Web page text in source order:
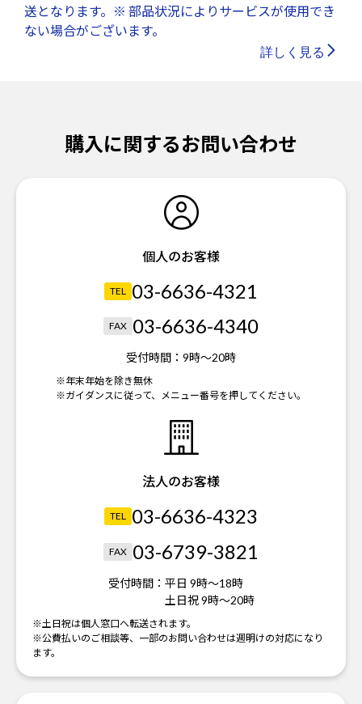
送となります。※ 部品状況によりサービスが使用でき
ない場合がございます。
詳しく見る
購入に関するお問い合わせ
個人のお客様
TEL 03-6636-4321
FAX 03-6636-4340
受付時間： 9時～20時
※年末年始を除き無休
※ガイダンスに従って、メニュー番号を押してください。
法人のお客様
TEL 03-6636-4323
FAX 03-6739-3821
受付時間： 平日 9時～18時
土日祝 9時～20時
※土日祝は個人窓口へ転送されます。
※公費払いのご相談等、一部のお問い合わせは週明けの対応になり
ます。